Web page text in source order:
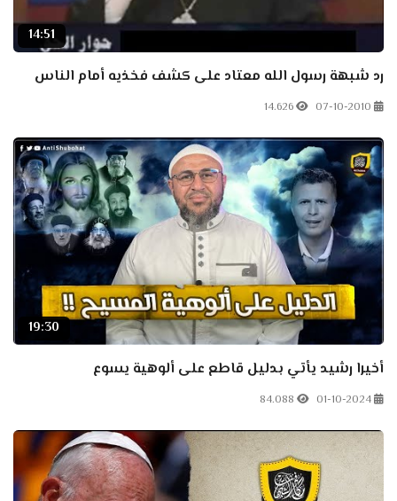
14:51
رد شبهة رسول الله معتاد على كشف فخذيه أمام الناس
07-10-2010
14.626
19:30
أخيرا رشيد يأتي بدليل قاطع على ألوهية يسوع
01-10-2024
84.088